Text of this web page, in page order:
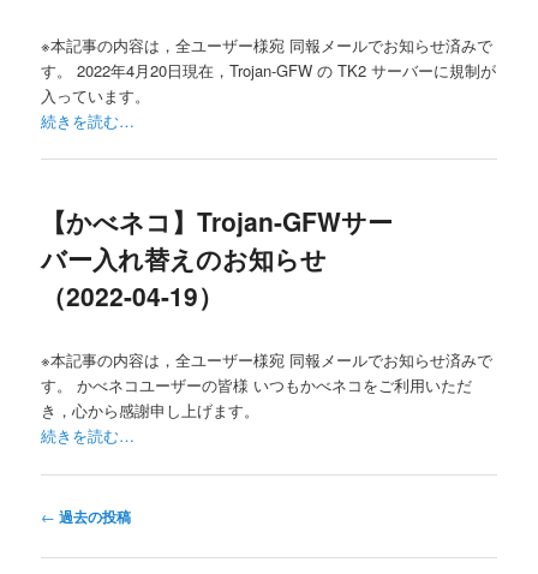
※本記事の内容は，全ユーザー様宛 同報メールでお知らせ済みで
す。 2022年4月20日現在，Trojan-GFW の TK2 サーバーに規制が
入っています。
続きを読む…
【かべネコ】Trojan-GFWサー
バー入れ替えのお知らせ
（2022-04-19）
※本記事の内容は，全ユーザー様宛 同報メールでお知らせ済みで
す。 かべネコユーザーの皆様 いつもかべネコをご利用いただ
き，心から感謝申し上げます。
続きを読む…
投
ナ
← 過去の投稿